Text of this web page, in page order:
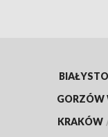
GORZÓW
KRAKÓW